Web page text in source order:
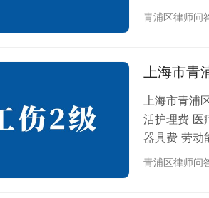
资为136757
上海市青
青浦区律师问
上海市青
上海市青浦
活护理费 医
器具费 劳动
资为136757
青浦区律师问